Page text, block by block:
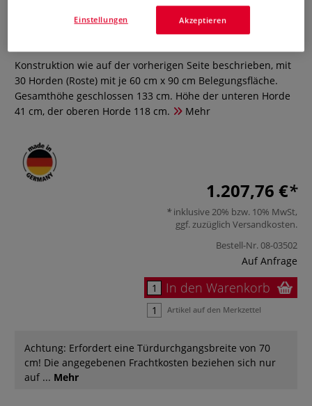
0 Bewertungen
Konstruktion wie auf der vorherigen Seite beschrieben, mit
30 Horden (Roste) mit je 60 cm x 90 cm Belegungsfläche.
Gesamthöhe geschlossen 133 cm. Höhe der unteren Horde
41 cm, der oberen Horde 118 cm.
Mehr
1.207,76 €
inklusive 20% bzw. 10% MwSt,
ggf. zuzüglich Versandkosten.
Bestell-Nr.08-03502
Auf Anfrage
In den Warenkorb
Artikel auf den Merkzettel
Achtung: Erfordert eine Türdurchgangsbreite von 70
cm! Die angegebenen Frachtkosten beziehen sich nur
auf ... Mehr
Akzeptieren
Einstellungen